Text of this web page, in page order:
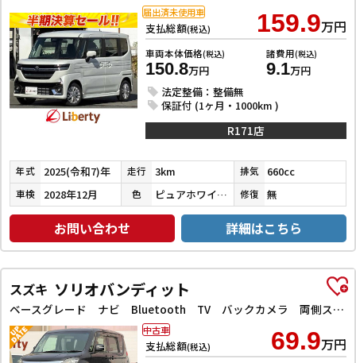
支払総額(税込) 159.9万円
車両本体価格(税込)
150.8万円
諸費用(税込)
9.1万円
法定整備：整備無
保証付 (1ヶ月・1000km )
届出済未使用車
R171店
年式 2025(令和7)年 走行 3km 排気 660cc
車検 2028年12月 色 ピュアホワイトパール 修復 無
お問い合わせ 詳細はこちら
スズキ ソリオバンディット
ベースグレード ナビ Bluetooth TV バックカメラ 両側スライド・片側電動 アルミホイール オートライト スマートキー 電動格納ミラー CVT ABS CD USB エアコン パワーステアリング
支払総額(税込) 69.9万円
中古車